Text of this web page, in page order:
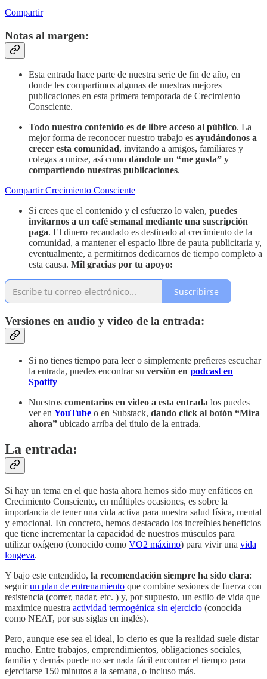
Compartir
Notas al margen:
Esta entrada hace parte de nuestra serie de fin de año, en
donde les compartimos algunas de nuestras mejores
publicaciones en esta primera temporada de Crecimiento
Consciente.
Todo nuestro contenido es de libre acceso al público. La
mejor forma de reconocer nuestro trabajo es ayudándonos a
crecer esta comunidad, invitando a amigos, familiares y
colegas a unirse, así como dándole un “me gusta” y
compartiendo nuestras publicaciones.
Compartir Crecimiento Consciente
Si crees que el contenido y el esfuerzo lo valen, puedes
invitarnos a un café semanal mediante una suscripción
paga. El dinero recaudado es destinado al crecimiento de la
comunidad, a mantener el espacio libre de pauta publicitaria y,
eventualmente, a permitirnos dedicarnos de tiempo completo a
esta causa. Mil gracias por tu apoyo:
Suscribirse
Versiones en audio y video de la entrada:
Si no tienes tiempo para leer o simplemente prefieres escuchar
la entrada, puedes encontrar su versión en podcast en
Spotify
Nuestros comentarios en video a esta entrada los puedes
ver en YouTube o en Substack, dando click al botón “Mira
ahora” ubicado arriba del título de la entrada.
La entrada:
Si hay un tema en el que hasta ahora hemos sido muy enfáticos en
Crecimiento Consciente, en múltiples ocasiones, es sobre la
importancia de tener una vida activa para nuestra salud física, mental
y emocional. En concreto, hemos destacado los increíbles beneficios
que tiene incrementar la capacidad de nuestros músculos para
utilizar oxígeno (conocido como VO2 máximo) para vivir una vida
longeva.
Y bajo este entendido, la recomendación siempre ha sido clara:
seguirun plan de entrenamiento que combine sesiones de fuerza con
resistencia (correr, nadar, etc. ) y, por supuesto, un estilo de vida que
maximice nuestra actividad termogénica sin ejercicio (conocida
como NEAT, por sus siglas en inglés).
Pero, aunque ese sea el ideal, lo cierto es que la realidad suele distar
mucho. Entre trabajos, emprendimientos, obligaciones sociales,
familia y demás puede no ser nada fácil encontrar el tiempo para
ejercitarse 150 minutos a la semana, o incluso más.